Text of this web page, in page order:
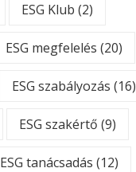
ESG Klub (2)
ESG megfelelés (20)
ESG szabályozás (16)
ESG szakértő (9)
ESG tanácsadás (12)